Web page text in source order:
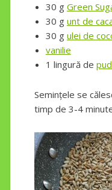
30 g Green
30 g unt de
30 g ulei de
vanilie
1 lingură de
Semințele se
timp de 3-4